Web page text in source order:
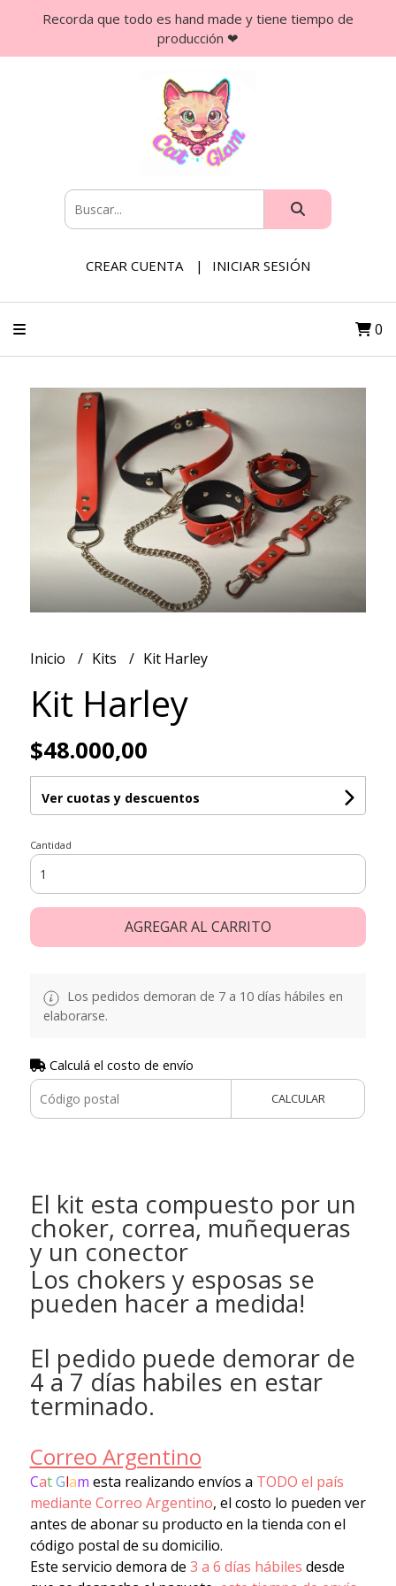
Recorda que todo es hand made y tiene tiempo de
producción ❤
CREAR CUENTA INICIAR SESIÓN
0
Inicio Kits Kit Harley
Kit Harley
$48.000,00
Ver cuotas y descuentos
Cantidad
AGREGAR AL CARRITO
Los pedidos demoran de 7 a 10 días hábiles en
elaborarse.
Calculá el costo de envío
CALCULAR
El kit esta compuesto por un
choker, correa, muñequeras
y un conector
Los chokers y esposas se
pueden hacer a medida!
El pedido puede demorar de
4 a 7 días habiles en estar
terminado.
Correo Argentino
Cat Glam esta realizando envíos a TODO el país
mediante Correo Argentino, el costo lo pueden ver
antes de abonar su producto en la tienda con el
código postal de su domicilio.
Este servicio demora de 3 a 6 días hábiles desde